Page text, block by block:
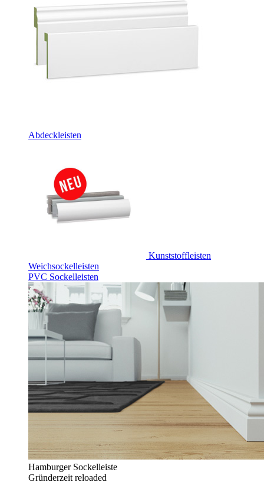
Abdeckleisten
Kunststoffleisten
Weichsockelleisten
PVC Sockelleisten
Hamburger Sockelleiste
Gründerzeit reloaded